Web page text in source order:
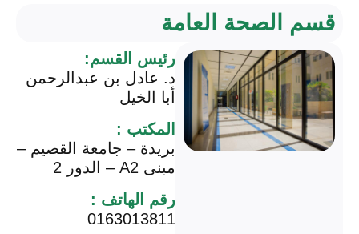
قسم الصحة العامة
رئيس القسم:
د. عادل بن عبدالرحمن
أبا الخيل
المكتب :
بريدة – جامعة القصيم –
مبنى A2 – الدور 2
رقم الهاتف :
0163013811